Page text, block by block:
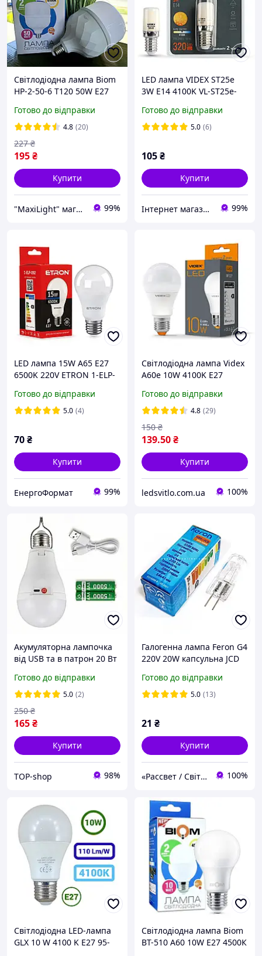
Світлодіодна лампа Biom
HP-2-50-6 T120 50W E27
АКУМУЛЯТОРНА)
Готово до відправки
4.8 (20)
195₴
227 ₴
Купити
"MaxiLight" магазин світлотехніки 99%
LED лампа VIDEX ST25e
3W E14 4100K VL-ST25e-
Готово до відправки
5.0 (6)
105₴
Купити
Інтернет магазин "Nomba". 99%
LED лампа 15W A65 Е27
6500K 220V ETRON 1-ELP-
Готово до відправки
5.0 (4)
70₴
Купити
ЕнергоФормат 99%
Світлодіодна лампа Videx
A60e 10W 4100K E27
Готово до відправки
4.8 (29)
139.50₴
150 ₴
Купити
ledsvitlo.com.ua 100%
Акумуляторна лампочка
від USB та в патрон 20 Вт
Готово до відправки
5.0 (2)
165₴
250 ₴
Купити
TOP-shop 98%
Галогенна лампа Feron G4
220V 20W капсульна JCD
люстру) 200Lm
Готово до відправки
5.0 (13)
21 ₴
Купити
«Рассвет / Світанок» – все для освітлення! 100%
Світлодіодна LED-лампа
GLX 10 W 4100 K Е27 95-
Свiтлодiодна лампа Biom
BT-510 A60 10W E27 4500К